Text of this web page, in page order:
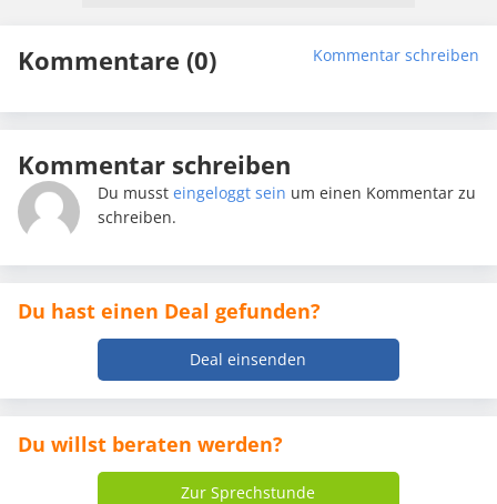
Kommentare (0) Kommentar schreiben
Kommentar schreiben
Du musst eingeloggt sein um einen Kommentar zu
schreiben.
Du hast einen Deal gefunden?
Deal einsenden
Du willst beraten werden?
Zur Sprechstunde